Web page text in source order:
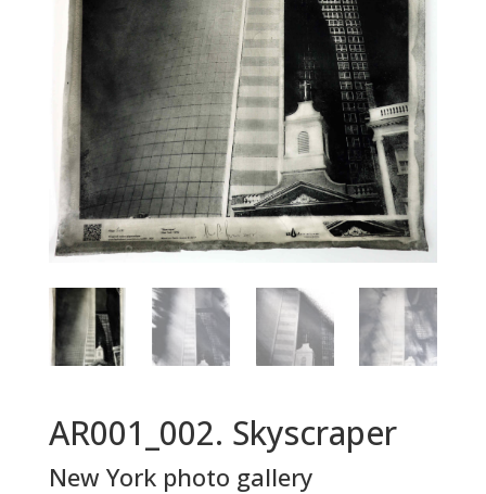
AR001_002. Skyscraper
New York photo gallery